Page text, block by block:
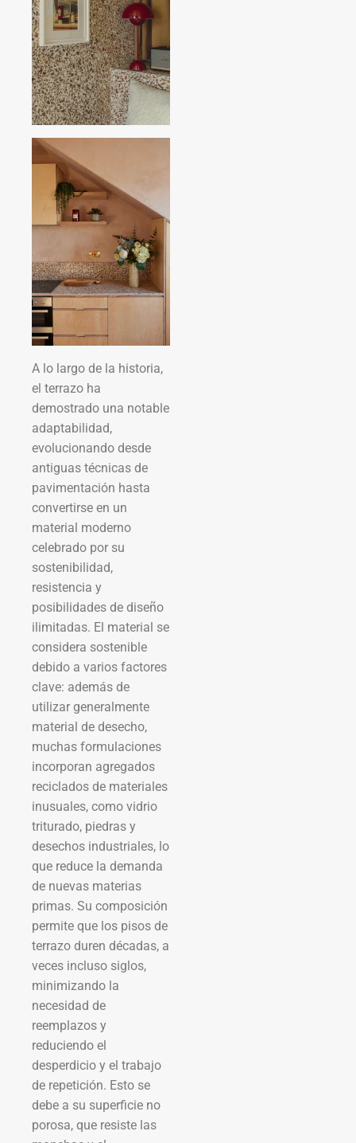
A lo largo de la historia,
el terrazo ha
demostrado una notable
adaptabilidad,
evolucionando desde
antiguas técnicas de
pavimentación hasta
convertirse en un
material moderno
celebrado por su
sostenibilidad,
resistencia y
posibilidades de diseño
ilimitadas. El material se
considera sostenible
debido a varios factores
clave: además de
utilizar generalmente
material de desecho,
muchas formulaciones
incorporan agregados
reciclados de materiales
inusuales, como vidrio
triturado, piedras y
desechos industriales, lo
que reduce la demanda
de nuevas materias
primas. Su composición
permite que los pisos de
terrazo duren décadas, a
veces incluso siglos,
minimizando la
necesidad de
reemplazos y
reduciendo el
desperdicio y el trabajo
de repetición. Esto se
debe a su superficie no
porosa, que resiste las